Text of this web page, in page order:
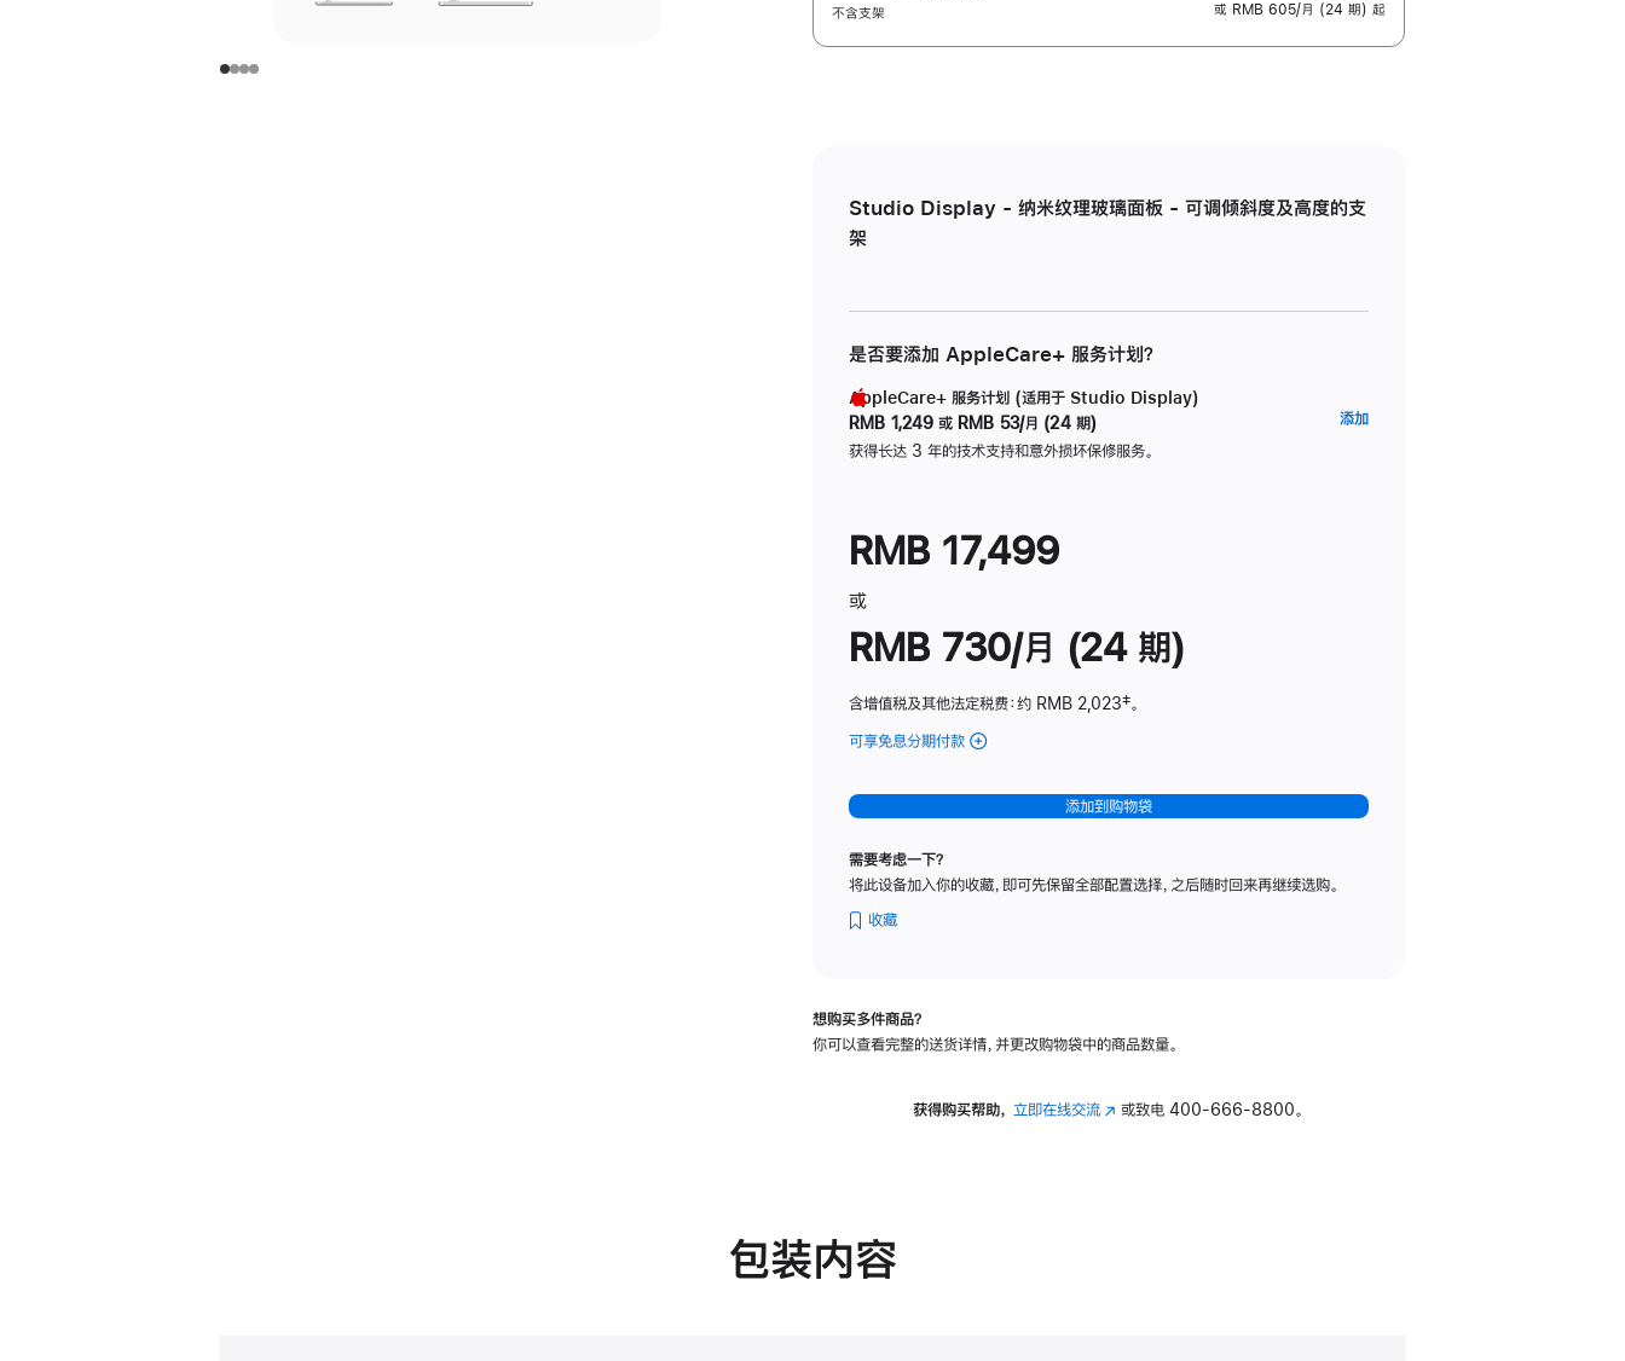
不含支架
或 RMB 605/月 (24 期) 起
Studio Display - 纳米纹理玻璃面板 - 可调倾斜度及高度的支
架
是否要添加 AppleCare+ 服务计划？
AppleCare+ 服务计划 (适用于 Studio Display)
RMB 1,249 或 RMB 53/月 (24 期)
获得长达 3 年的技术支持和意外损坏保修服务。
添加
RMB 17,499
或
RMB 730/月 (24 期)
含增值税及其他法定税费：约 RMB 2,023脚
‡。
可享免息分期付款 (Studio
-
纳
理
可
斜
添加到购物袋
需要考虑一下？
将此设备加入你的收藏，即可先保留全部配置选择，之后随时回来再继续选购。
收藏
想购买多件商品？
你可以查看完整的送货详情，并更改购物袋中的商品数量。
获得购买帮助， 立即在线交流(在 或致电400-666-8800。
包装内容